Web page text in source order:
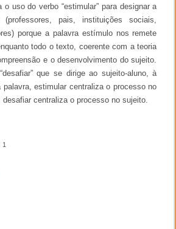
o uso do verbo “estimular” para designar a
pais, instituições sociais,
porque a palavra estímulo nos remete
todo o texto, coerente com a teoria
e o desenvolvimento do sujeito.
que se dirige ao sujeito-aluno, à
estimular centraliza o processo no
centraliza o processo no sujeito.
1